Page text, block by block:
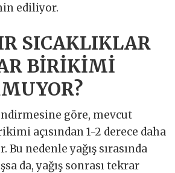
ediliyor.
SICAKLIKLAR
BİRİKİMİ
göre, mevcut
açısından 1-2 derece daha
Bu nedenle yağış sırasında
da, yağış sonrası tekrar